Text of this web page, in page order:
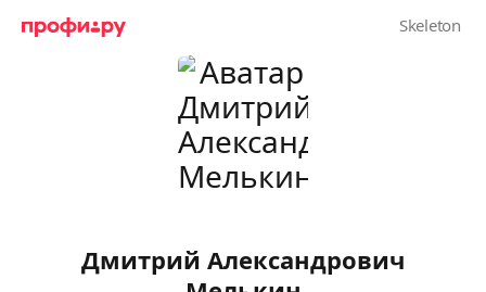
Дмитрий Александрович